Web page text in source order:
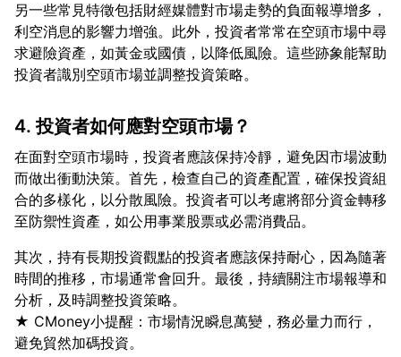
另一些常見特徵包括財經媒體對市場走勢的負面報導增多，
利空消息的影響力增強。此外，投資者常常在空頭市場中尋
求避險資產，如黃金或國債，以降低風險。這些跡象能幫助
4. 投資者如何應對空頭市場？
在面對空頭市場時，投資者應該保持冷靜，避免因市場波動
而做出衝動決策。首先，檢查自己的資產配置，確保投資組
合的多樣化，以分散風險。投資者可以考慮將部分資金轉移
其次，持有長期投資觀點的投資者應該保持耐心，因為隨著
時間的推移，市場通常會回升。最後，持續關注市場報導和
分析，及時調整投資策略。
★ CMoney小提醒：市場情況瞬息萬變，務必量力而行，